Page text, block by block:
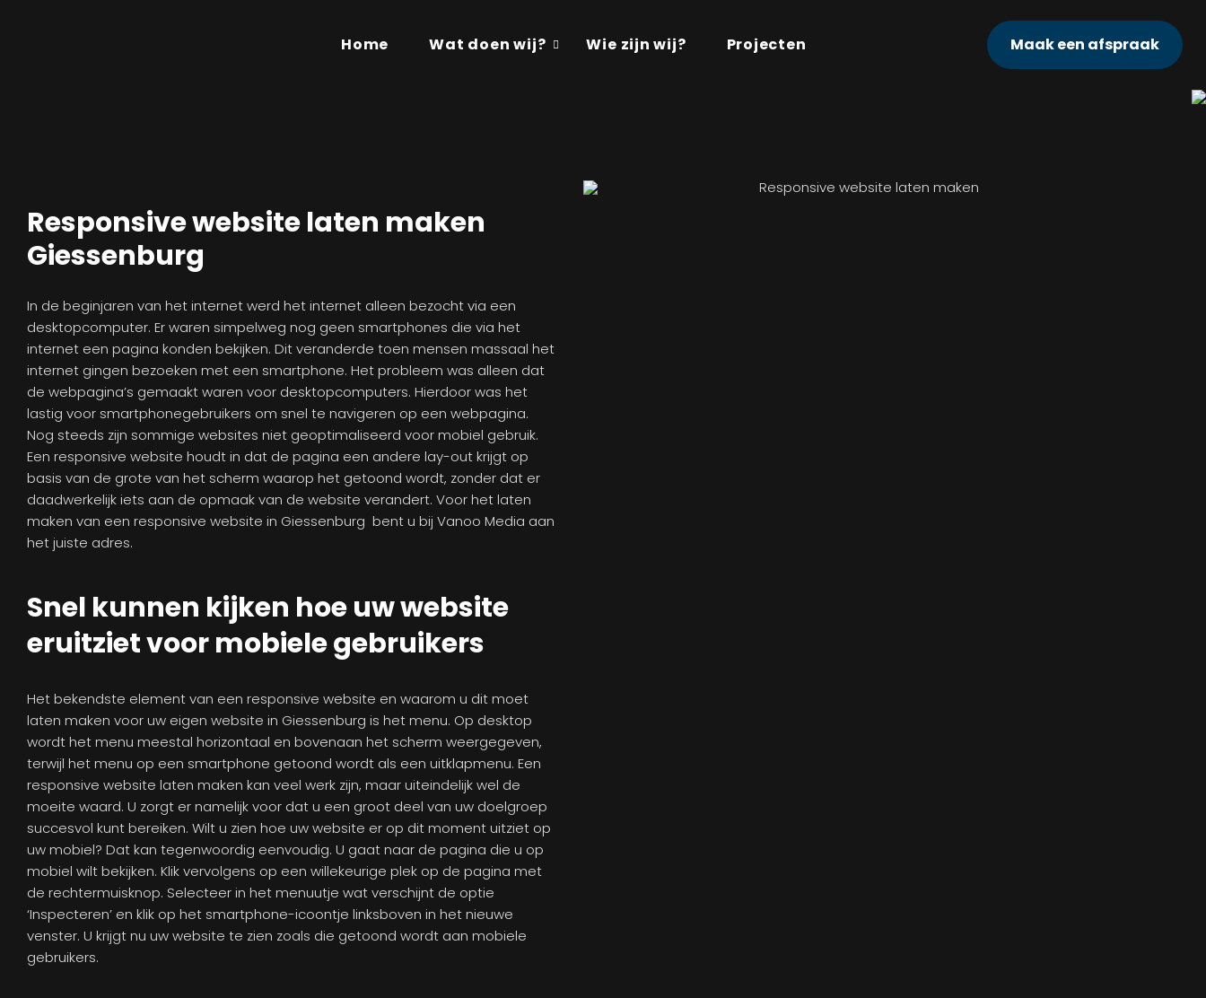
Home Wat doen wij? Wie zijn wij? Projecten Maak een afspraak
Responsive website laten maken
Giessenburg
In de beginjaren van het internet werd het internet alleen bezocht via een
desktopcomputer. Er waren simpelweg nog geen smartphones die via het
internet een pagina konden bekijken. Dit veranderde toen mensen massaal het
internet gingen bezoeken met een smartphone. Het probleem was alleen dat
de webpagina’s gemaakt waren voor desktopcomputers. Hierdoor was het
lastig voor smartphonegebruikers om snel te navigeren op een webpagina.
Nog steeds zijn sommige websites niet geoptimaliseerd voor mobiel gebruik.
Een responsive website houdt in dat de pagina een andere lay-out krijgt op
basis van de grote van het scherm waarop het getoond wordt, zonder dat er
daadwerkelijk iets aan de opmaak van de website verandert. Voor het laten
maken van een responsive website in Giessenburg bent u bij Vanoo Media aan
het juiste adres.
Snel kunnen kijken hoe uw website
eruitziet voor mobiele gebruikers
Het bekendste element van een responsive website en waarom u dit moet
laten maken voor uw eigen website in Giessenburg is het menu. Op desktop
wordt het menu meestal horizontaal en bovenaan het scherm weergegeven,
terwijl het menu op een smartphone getoond wordt als een uitklapmenu. Een
responsive website laten maken kan veel werk zijn, maar uiteindelijk wel de
moeite waard. U zorgt er namelijk voor dat u een groot deel van uw doelgroep
succesvol kunt bereiken. Wilt u zien hoe uw website er op dit moment uitziet op
uw mobiel? Dat kan tegenwoordig eenvoudig. U gaat naar de pagina die u op
mobiel wilt bekijken. Klik vervolgens op een willekeurige plek op de pagina met
de rechtermuisknop. Selecteer in het menuutje wat verschijnt de optie
‘Inspecteren’ en klik op het smartphone-icoontje linksboven in het nieuwe
venster. U krijgt nu uw website te zien zoals die getoond wordt aan mobiele
gebruikers.